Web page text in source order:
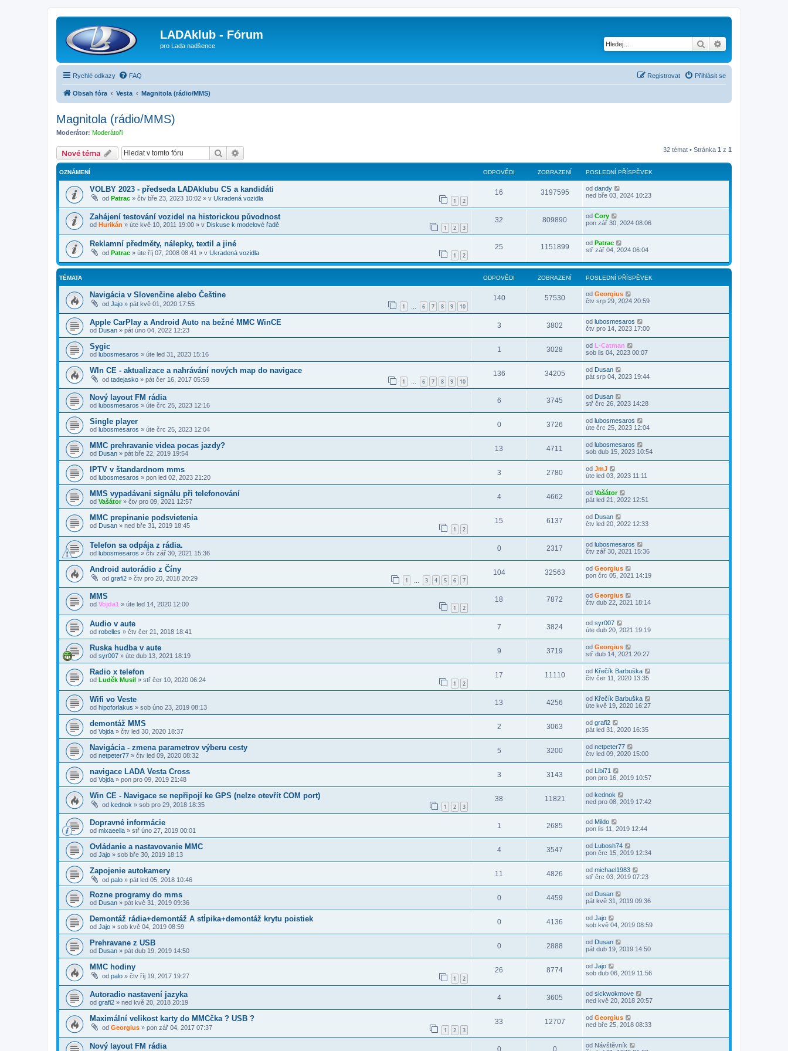
LADAklub - Fórum
pro Lada nadšence Hledat
Rychlé odkazy FAQ Přihlásit se
Registrovat
Obsah fóra Vesta Magnitola (rádio/MMS)
Magnitola (rádio/MMS)
Moderátor: Moderátoři
Nové téma Hledat 32 témat • Stránka 1 z 1
OZNÁMENÍ ODPOVĚDI ZOBRAZENÍ POSLEDNÍ PŘÍSPĚVEK
VOLBY 2023 - předseda LADAklubu CS a kandidáti
od Patrac » čtv bře 23, 2023 10:02 » v Ukradená vozidla 1 2
16 3197595 od dandy
ned bře 03, 2024 10:23
Zahájení testování vozidel na historickou původnost
od Hurikán » úte kvě 10, 2011 19:00 » v Diskuse k modelové řadě 1 2 3
32 809890 od Cory
pon zář 30, 2024 08:06
Reklamní předměty, nálepky, textil a jiné
od Patrac » úte říj 07, 2008 08:41 » v Ukradená vozidla 1 2
25 1151899 od Patrac
stř zář 04, 2024 06:04
TÉMATA ODPOVĚDI ZOBRAZENÍ POSLEDNÍ PŘÍSPĚVEK
Navigácia v Slovenčine alebo Češtine
od Jajo » pát kvě 01, 2020 17:55 1 … 6 7 8 9 10
140 57530 od Georgius
čtv srp 29, 2024 20:59
Apple CarPlay a Android Auto na bežné MMC WinCE
od Dusan » pát úno 04, 2022 12:23
3 3802 od lubosmesaros
čtv pro 14, 2023 17:00
Sygic
od lubosmesaros » úte led 31, 2023 15:16
1 3028 od L-Catman
sob lis 04, 2023 00:07
WIn CE - aktualizace a nahrávání nových map do navigace
od tadejasko » pát čer 16, 2017 05:59 1 6 7 8 9 10
136 34205 od Dusan
pát srp 04, 2023 19:44
Nový layout FM rádia
od lubosmesaros » úte črc 25, 2023 12:16
6 3745 od Dusan
stř črc 26, 2023 14:28
Single player
od lubosmesaros » úte črc 25, 2023 12:04
0 3726 od lubosmesaros
úte črc 25, 2023 12:04
MMC prehravanie videa pocas jazdy?
od Dusan » pát bře 22, 2019 19:54
13 4711 od lubosmesaros
sob dub 15, 2023 10:54
IPTV v štandardnom mms
od lubosmesaros » pon led 02, 2023 21:20
3 2780 od JmJ
úte led 03, 2023 11:11
MMS vypadávani signálu při telefonování
od Vašátor» čtv pro 09, 2021 12:57
4 4662 od Vašátor
pát led 21, 2022 12:51
MMC prepinanie podsvietenia
od Dusan » ned bře 31, 2019 18:45 1 2
15 6137 od Dusan
čtv led 20, 2022 12:33
Telefon sa odpája z rádia.
od lubosmesaros » čtv zář 30, 2021 15:36
0 2317 od lubosmesaros
čtv zář 30, 2021 15:36
Android autorádio z Číny
od grafi2 » čtv pro 20, 2018 20:29 1 3 4 5 6 7
104 32563 od Georgius
pon črc 05, 2021 14:19
MMS
od Vojda1 » úte led 14, 2020 12:00 1 2
18 7872 od Georgius
čtv dub 22, 2021 18:14
Audio v aute
od robelles » čtv čer 21, 2018 18:41
7 3824 od syr007
úte dub 20, 2021 19:19
Ruska hudba v aute
od syr007 » úte dub 13, 2021 18:19
9 3719 od Georgius
stř dub 14, 2021 20:27
Radio x telefon
od Luděk Musil » stř čer 10, 2020 06:24 1 2
17 11110 od Křečík Barbuška
čtv čer 11, 2020 13:35
Wifi vo Veste
od hipoforlakus » sob úno 23, 2019 08:13
13 4256 od Křečík Barbuška
úte kvě 19, 2020 16:27
demontáž MMS
od Vojda » čtv led 30, 2020 18:37
2 3063 od grafi2
pát led 31, 2020 16:35
Navigácia - zmena parametrov výberu cesty
od netpeter77 » čtv led 09, 2020 08:32
5 3200 od netpeter77
čtv led 09, 2020 15:00
navigace LADA Vesta Cross
od Vojda » pon pro 09, 2019 21:48
3 3143 od Libi71
pon pro 16, 2019 10:57
Win CE - Navigace se nepřipojí ke GPS (nelze otevřít COM port)
od kednok » sob pro 29, 2018 18:35 1 2 3
38 11821 od kednok
ned pro 08, 2019 17:42
Dopravné informácie
od mixaeella » stř úno 27, 2019 00:01
1 2685 od Mildo
pon lis 11, 2019 12:44
Ovládanie a nastavovanie MMC
od Jajo » sob bře 30, 2019 18:13
4 3547 od Lubosh74
pon črc 15, 2019 12:34
Zapojenie autokamery
od palo » pát led 05, 2018 10:46
11 4826 od michael1983
stř črc 03, 2019 07:23
Rozne programy do mms
od Dusan » pát kvě 31, 2019 09:36
0 4459 od Dusan
pát kvě 31, 2019 09:36
Demontáž rádia+demontáž A stĺpika+demontáž krytu poistiek
od Jajo » sob kvě 04, 2019 08:59
0 4136 od Jajo
sob kvě 04, 2019 08:59
Prehravane z USB
od Dusan » pát dub 19, 2019 14:50
0 2888 od Dusan
pát dub 19, 2019 14:50
MMC hodiny
od palo » čtv říj 19, 2017 19:27 1 2
26 8774 od Jajo
sob dub 06, 2019 11:56
Autoradio nastavení jazyka
od grafi2 » ned kvě 20, 2018 20:19
4 3605 od sickwokmove
ned kvě 20, 2018 20:57
Maximální velikost karty do MMCčka ? USB ?
od Georgius » pon zář 04, 2017 07:37 1 2 3
33 12707 od Georgius
ned bře 25, 2018 08:33
Nový layout FM rádia 0 0 od Návštěvník